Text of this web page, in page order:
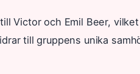
Victor och Emil Beer,
till gruppens unika